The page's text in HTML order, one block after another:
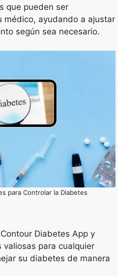
que pueden ser
médico, ayudando a ajustar
según sea necesario.
para Controlar la Diabetes
Diabetes App y
valiosas para cualquier
su diabetes de manera